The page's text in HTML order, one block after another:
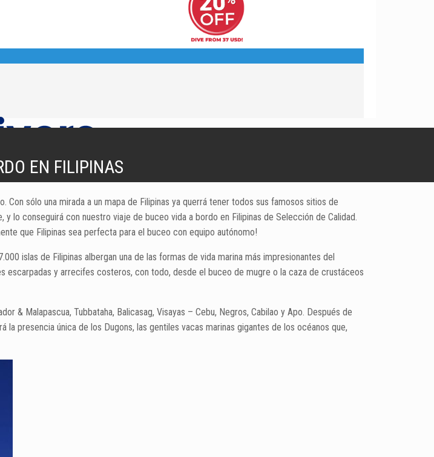
EN FILIPINAS
Con sólo una mirada a un mapa de Filipinas ya querrá tener todos sus famosos sitios de
lo conseguirá con nuestro viaje de buceo vida a bordo en Filipinas de Selección de Calidad.
que Filipinas sea perfecta para el buceo con equipo autónomo!
islas de Filipinas albergan una de las formas de vida marina más impresionantes del
escarpadas y arrecifes costeros, con todo, desde el buceo de mugre o la caza de crustáceos
& Malapascua, Tubbataha, Balicasag, Visayas – Cebu, Negros, Cabilao y Apo. Después de
presencia única de los Dugons, las gentiles vacas marinas gigantes de los océanos que,